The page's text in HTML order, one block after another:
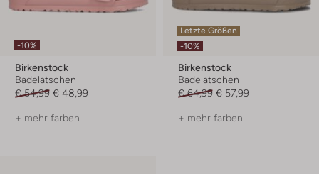
-10%
Birkenstock
Badelatschen
€ 54,99 € 48,99
+ mehr farben
Letzte Größen
-10%
Birkenstock
Badelatschen
€ 64,99 € 57,99
+ mehr farben